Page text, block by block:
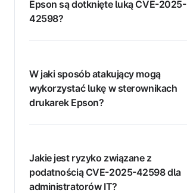
Epson są dotknięte luką CVE-2025-
42598?
W jaki sposób atakujący mogą
wykorzystać lukę w sterownikach
drukarek Epson?
Jakie jest ryzyko związane z
podatnością CVE-2025-42598 dla
administratorów IT?